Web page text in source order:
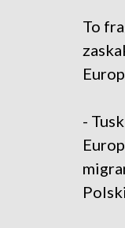
To
-